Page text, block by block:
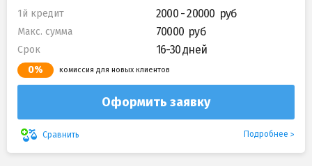
1й кредит 2000 - 20000
Макс. сумма 70000
Срок 16-30 дней
0% комиссия для новых клиентов
Оформить заявку
Сравнить Подробнее